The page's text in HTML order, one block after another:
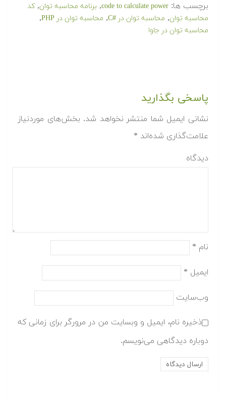
برچسب ها: code to calculate power
, برنامه محاسبه توان,کد
محاسبه توان, محاسبه توان در #C , محاسبه توان در PHP ,
محاسبه توان در جاوا
پاسخی بگذارید
نشانی ایمیل شما منتشر نخواهد شد. بخش‌های موردنیاز
علامت‌گذاری شده‌اند *
دیدگاه
نام *
ایمیل *
وب‌سایت
ذخیره نام، ایمیل و وبسایت من در مرورگر برای زمانی که
دوباره دیدگاهی می‌نویسم.